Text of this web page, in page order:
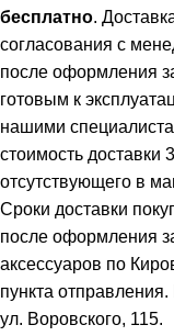
бесплатно.
согласования с
после оформления
готовым к
нашими
стоимость доставки
отсутствующего в
Сроки доставки
после оформления
аксессуаров по
пункта
ул. Воровского,